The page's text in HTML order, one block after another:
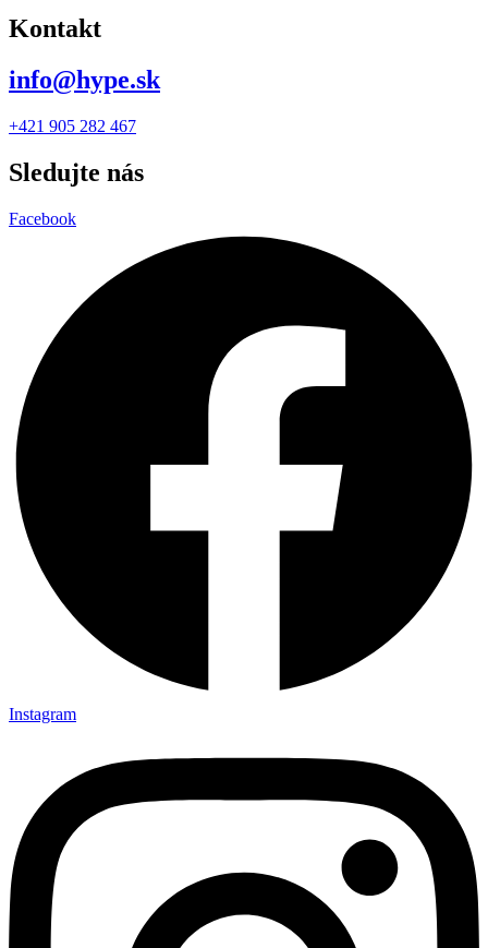
Kontakt
info@hype.sk
+421 905 282 467
Sledujte nás
Facebook
Instagram